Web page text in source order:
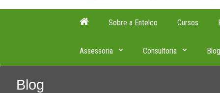
Sobre a Entelco Cursos
Assessoria Consultoria Blog
Blog